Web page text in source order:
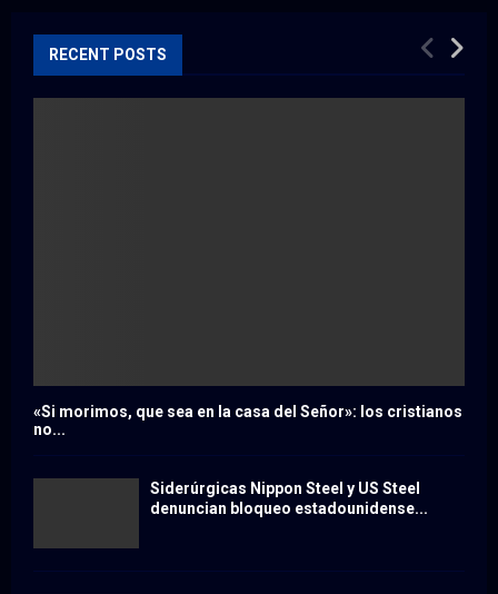
RECENT POSTS
«Si morimos, que sea en la casa del Señor»: los cristianos
no...
Siderúrgicas Nippon Steel y US Steel
denuncian bloqueo estadounidense...